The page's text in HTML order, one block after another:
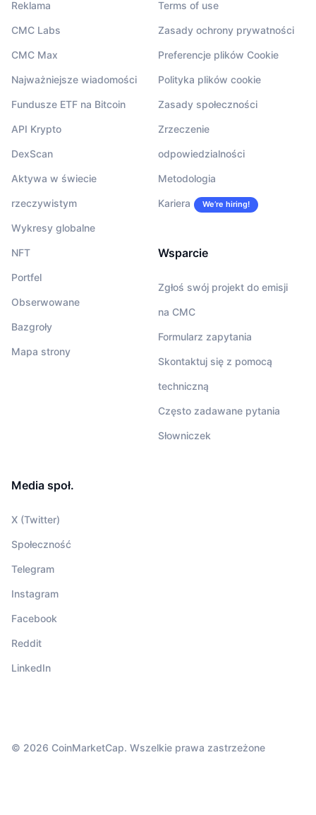
Reklama
CMC Labs
CMC Max
Najważniejsze wiadomości
Fundusze ETF na Bitcoin
API Krypto
DexScan
Aktywa w świecie
rzeczywistym
Wykresy globalne
NFT
Portfel
Obserwowane
Bazgroły
Mapa strony
Terms of use
Zasady ochrony prywatności
Preferencje plików Cookie
Polityka plików cookie
Zasady społeczności
Zrzeczenie
odpowiedzialności
Metodologia
Kariera We’re hiring!
Wsparcie
Zgłoś swój projekt do emisji
na CMC
Formularz zapytania
Skontaktuj się z pomocą
techniczną
Często zadawane pytania
Słowniczek
Media społ.
X (Twitter)
Społeczność
Telegram
Instagram
Facebook
Reddit
LinkedIn
© 2026 CoinMarketCap. Wszelkie prawa zastrzeżone